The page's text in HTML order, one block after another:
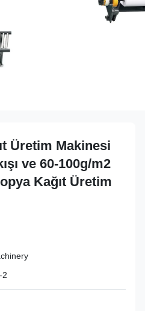
Üretim Makinesi
ve 60-100g/m2
Kağıt Üretim
2